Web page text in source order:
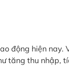
động hiện nay.
tăng thu nhập,